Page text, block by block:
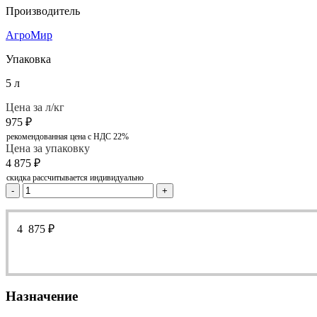
Производитель
АгроМир
Упаковка
5 л
Цена за л/кг
975 ₽
рекомендованная цена с НДС 22%
Цена за упаковку
4 875 ₽
скидка рассчитывается индивидуально
- +
4 875 ₽
Назначение